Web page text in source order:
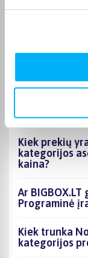
Kokie
Kiek prekių
kategorijos
kaina?
Ar
Programinė
Kiek trunka
kategorijos